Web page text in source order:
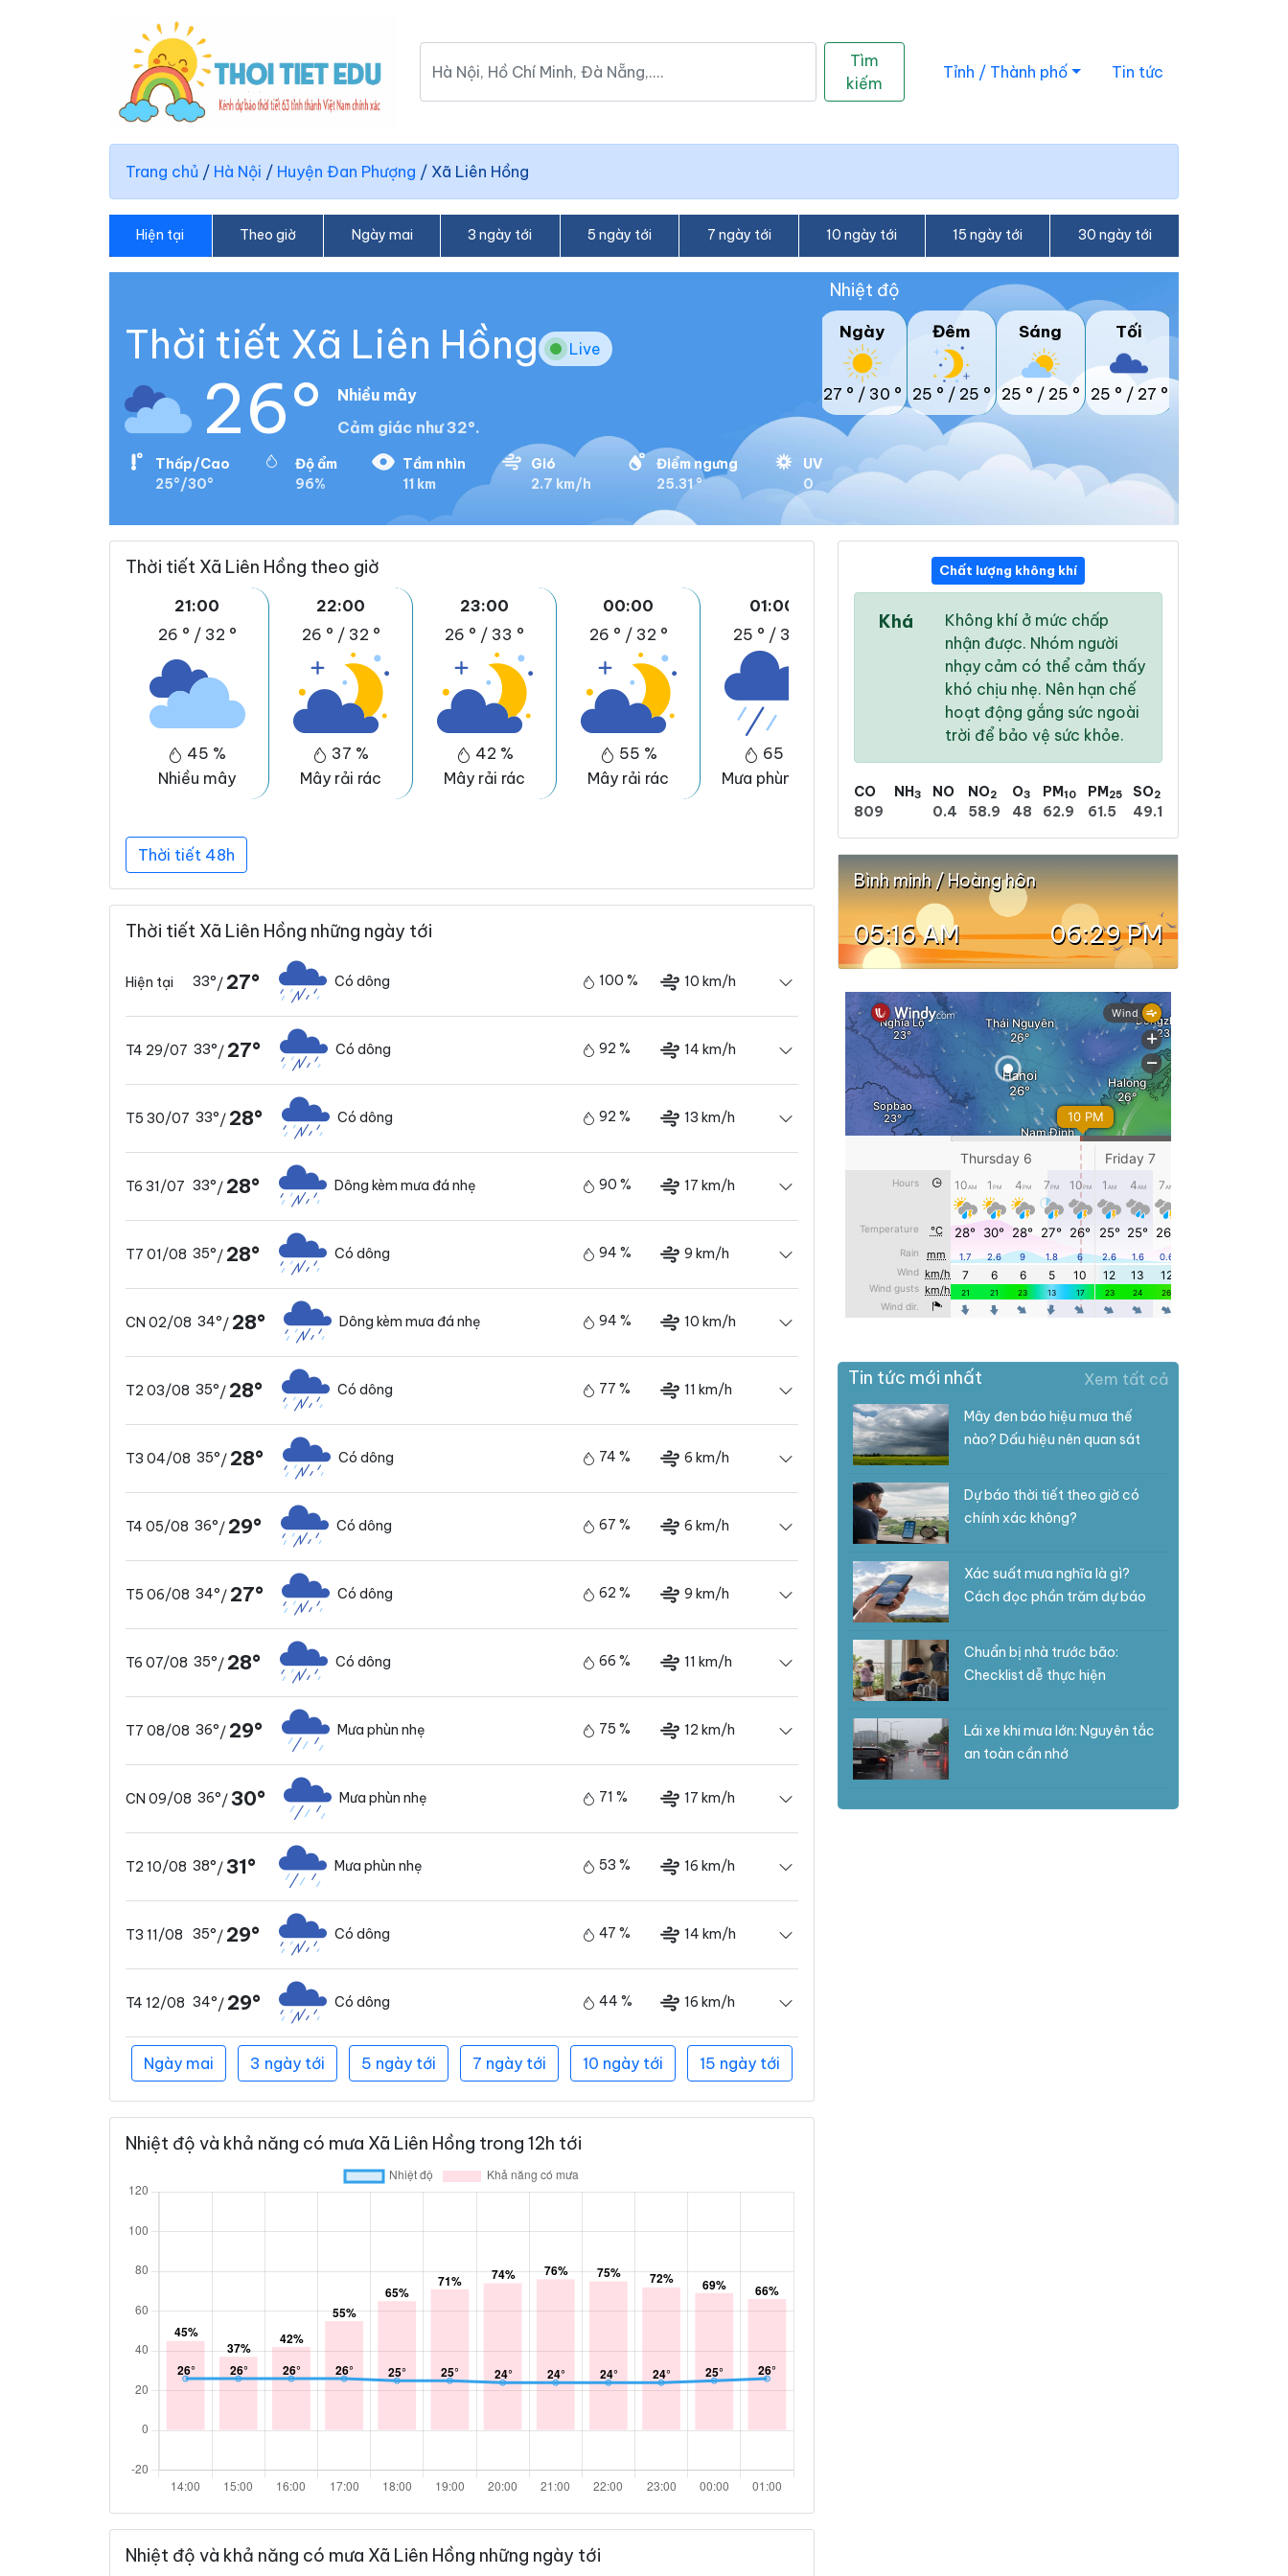
Tìm
kiếm
Tỉnh / Thành phố Tin tức
Trang chủ / Hà Nội / Huyện Đan Phượng / Xã Liên Hồng
Hiện tại Theo giờ Ngày mai 3 ngày tới 5 ngày tới 7 ngày tới 10 ngày tới 15 ngày tới 30 ngày tới
Thời tiết Xã Liên Hồng Live
26°
Nhiều mây
Cảm giác như 32°.
Thấp/Cao
25°/30°
Độ ẩm
96%
Tầm nhìn
11 km
Gió
2.7 km/h
Điểm ngưng
25.31 °
UV
0
Nhiệt độ
Ngày
27 ° / 30 °
Đêm
25 ° / 25 °
Sáng
25 ° / 25 °
Tối
25 ° / 27 °
Thời tiết Xã Liên Hồng theo giờ
21:00
26 ° / 32 °
45 %
Nhiều mây
22:00
26 ° / 32 °
37 %
Mây rải rác
23:00
26 ° / 33 °
42 %
Mây rải rác
00:00
26 ° / 32 °
55 %
Mây rải rác
01:00
25 ° / 32 °
65 %
Mưa phùn nhẹ
25 °/
24 ° /
Thời tiết 48h
Thời tiết Xã Liên Hồng những ngày tới
Hiện tại 33°/ 27° Có dông 100 % 10 km/h
T4 29/07 33°/ 27° Có dông 92 % 14 km/h
T5 30/07 33°/ 28° Có dông 92 % 13 km/h
T6 31/07 33°/ 28° Dông kèm mưa đá nhẹ 90 % 17 km/h
T7 01/08 35°/ 28° Có dông 94 % 9 km/h
CN 02/08 34°/ 28° Dông kèm mưa đá nhẹ 94 % 10 km/h
T2 03/08 35°/ 28° Có dông 77 % 11 km/h
T3 04/08 35°/ 28° Có dông 74 % 6 km/h
T4 05/08 36°/ 29° Có dông 67 % 6 km/h
T5 06/08 34°/ 27° Có dông 62 % 9 km/h
T6 07/08 35°/ 28° Có dông 66 % 11 km/h
T7 08/08 36°/ 29° Mưa phùn nhẹ 75 % 12 km/h
CN 09/08 36°/30° Mưa phùn nhẹ 71 % 17 km/h
T2 10/08 38°/31° Mưa phùn nhẹ 53 % 16 km/h
T3 11/08 35°/ 29° Có dông 47 % 14 km/h
T4 12/08 34°/ 29° Có dông 44 % 16 km/h
Ngày mai 3 ngày tới 5 ngày tới 7 ngày tới 10 ngày tới 15 ngày tới
Nhiệt độ và khả năng có mưa Xã Liên Hồng trong 12h tới
Nhiệt độ và khả năng có mưa Xã Liên Hồng những ngày tới
Chất lượng không khí
Khá
Không khí ở mức chấp
nhận được. Nhóm người
nhạy cảm có thể cảm thấy
khó chịu nhẹ. Nên hạn chế
hoạt động gắng sức ngoài
trời để bảo vệ sức khỏe.
CO
809
NH3
NO
0.4
NO2
58.9
O3
48
PM10
62.9
PM25
61.5
SO2
49.1
Bình minh / Hoàng hôn
05:16 AM 06:29 PM
Tin tức mới nhất Xem tất cả
Mây đen báo hiệu mưa thế
nào? Dấu hiệu nên quan sát
Dự báo thời tiết theo giờ có
chính xác không?
Xác suất mưa nghĩa là gì?
Cách đọc phần trăm dự báo
Chuẩn bị nhà trước bão:
Checklist dễ thực hiện
Lái xe khi mưa lớn: Nguyên tắc
an toàn cần nhớ